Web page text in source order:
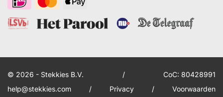
© 2026 - Stekkies B.V. /
CoC: 80428991
help@stekkies.com
/ Privacy / Voorwaarden